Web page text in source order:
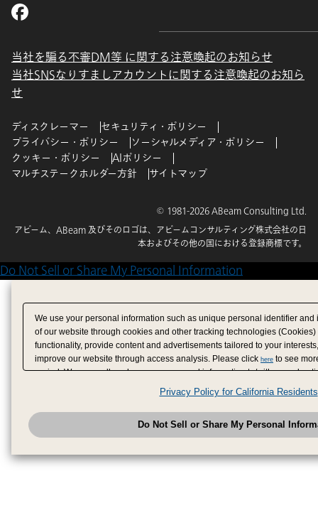
当社を騙る不審DM等 に関する注意喚起のお知らせ
当社SNSなりすましアカウントに関する注意喚起のお知ら
せ
ディスクレーマー
セキュリティ・ポリシー
プライバシー・ポリシー
ソーシャルメディア・ポリシー
クッキー・ポリシー
AIポリシー
マルチステークホルダー方針
サイトマップ
© 1981-2026 ABeam Consulting Ltd.
アビーム、ABeam 及びそのロゴは、アビームコンサルティング株式会社の日
本およびその他の国における登録商標です。
Do Not Sell or Share My Personal Information
We use your personal information such as unique personal identifier
of our website through cookies and other tracking technologies
functionality, provide content and advertisements tailored to your
improve our website through access analysis. Please click here to see
period. We may sell or share your personal information to/with our
analytics service partners. These partners may combine the data shared
have provided to them or that they have collected from your use of their
analyze and optimize advertisements delivered to you by businesses
have the right to opt out of sale or share of your personal information by
to exercise your right. If we have detected an opt-out
honored.Change your sell or share preference
Privacy Policy for California Residents
Do Not Sell or Share My Personal